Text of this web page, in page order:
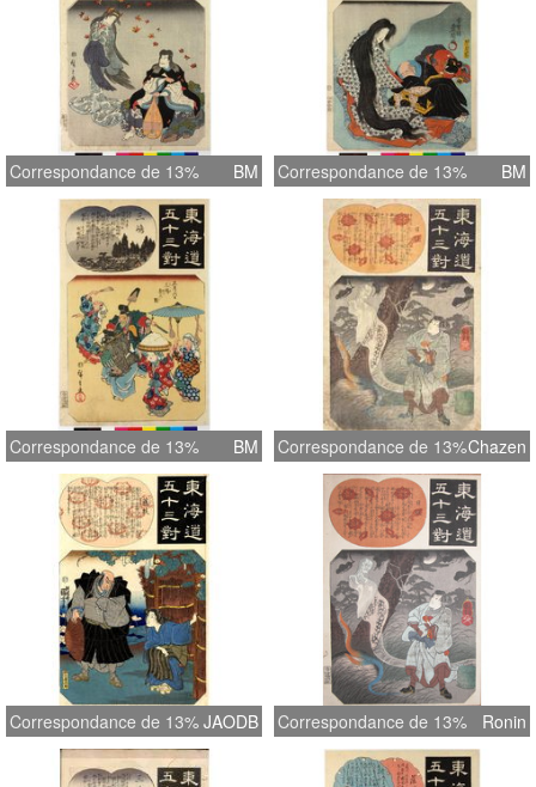
Correspondance de 13% BM Correspondance de 13% BM
Correspondance de 13% BM Correspondance de 13%Chazen
Correspondance de 13% JAODB Correspondance de 13% Ronin